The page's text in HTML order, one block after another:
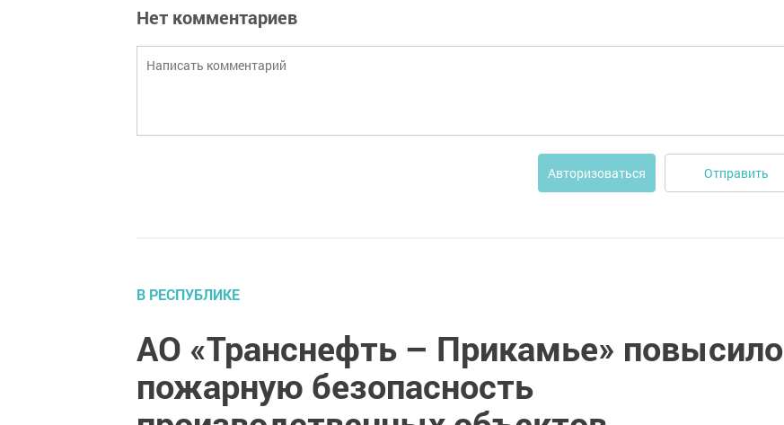
Нет комментариев
Авторизоваться Отправить
В РЕСПУБЛИКЕ
АО «Транснефть – Прикамье» повысило
пожарную безопасность